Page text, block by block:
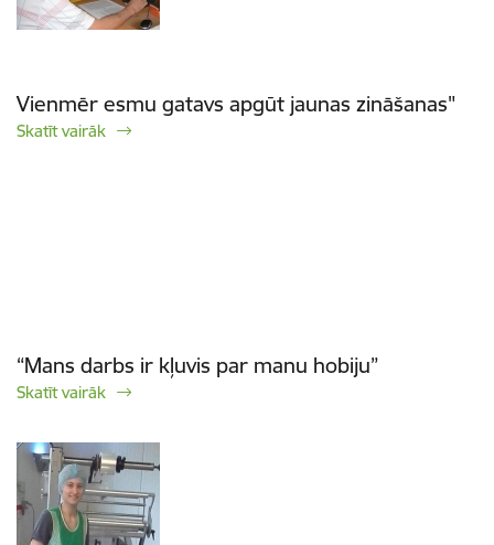
Vienmēr esmu gatavs apgūt jaunas zināšanas"
Skatīt vairāk
“Mans darbs ir kļuvis par manu hobiju”
Skatīt vairāk